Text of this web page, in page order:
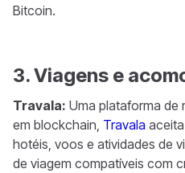
Bitcoin.
3. Viagens e
Travala: Uma plataforma de
em blockchain, Travala
hotéis, voos e atividades de
de viagem compatíveis com